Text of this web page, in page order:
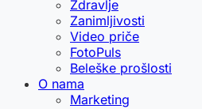
Zdravlje
Zanimljivosti
Video priče
FotoPuls
Beleške prošlosti
O nama
Marketing